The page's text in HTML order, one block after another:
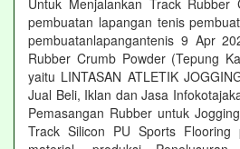
Untuk Menjalankan Track Rubber
pembuatan lapangan tenis
pembuatanlapangantenis 9 Apr
Rubber Crumb Powder (Tepung
yaitu LINTASAN ATLETIK
Jual Beli, Iklan dan Jasa
Pemasangan Rubber untuk
Track Silicon PU Sports Flooring